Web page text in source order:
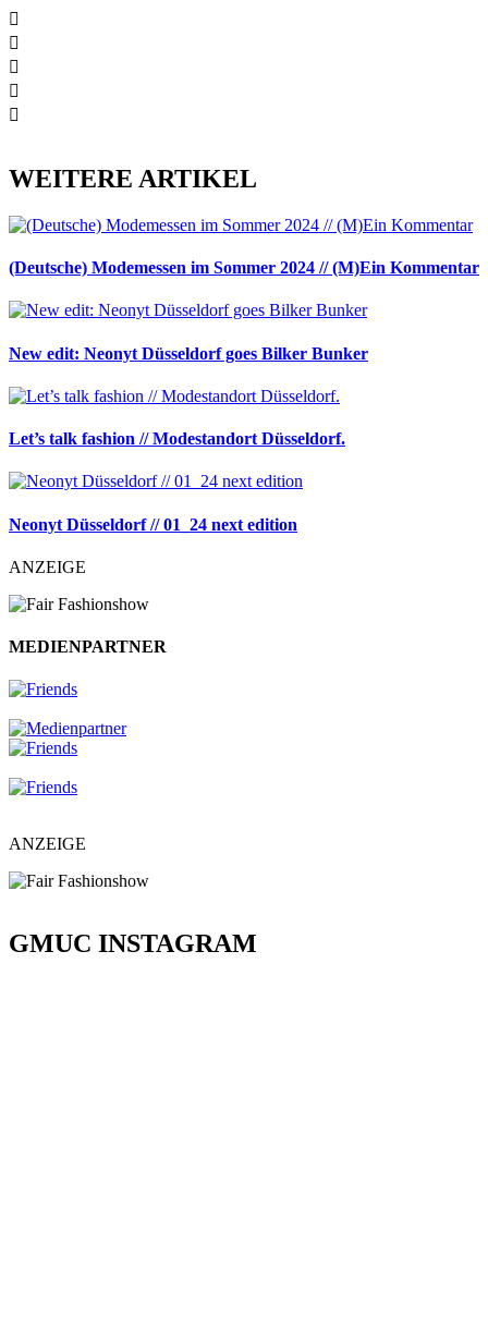
WEITERE ARTIKEL
(Deutsche) Modemessen im Sommer 2024 // (M)Ein Kommentar
New edit: Neonyt Düsseldorf goes Bilker Bunker
Let’s talk fashion // Modestandort Düsseldorf.
Neonyt Düsseldorf // 01_24 next edition
ANZEIGE
MEDIENPARTNER
ANZEIGE
GMUC INSTAGRAM